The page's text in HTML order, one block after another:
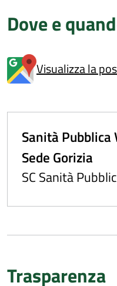
Dove e
Visualizza la
Sanità
Sede Gorizia
SC Sanità
Trasparenza